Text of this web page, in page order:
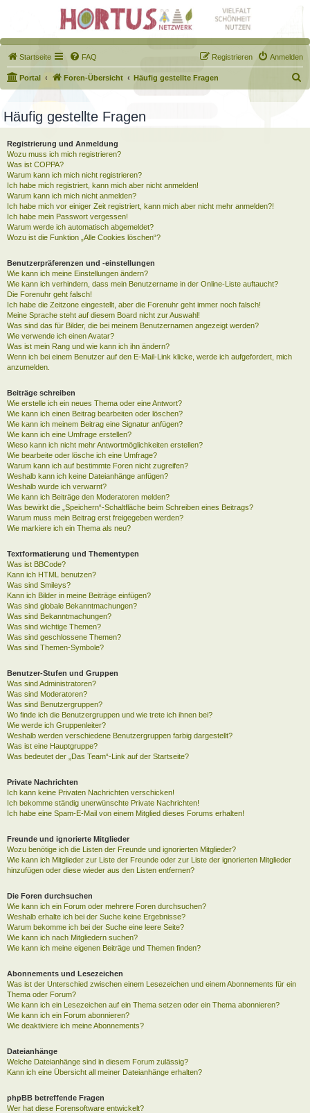
Startseite FAQ Anmelden
Registrieren
Portal Foren-Übersicht Häufig gestellte Fragen
u
h
Häufig gestellte Fragen
Registrierung und Anmeldung
Wozu muss ich mich registrieren?
Was ist COPPA?
Warum kann ich mich nicht registrieren?
Ich habe mich registriert, kann mich aber nicht anmelden!
Warum kann ich mich nicht anmelden?
Ich habe mich vor einiger Zeit registriert, kann mich aber nicht mehr anmelden?!
Ich habe mein Passwort vergessen!
Warum werde ich automatisch abgemeldet?
Wozu ist die Funktion „Alle Cookies löschen“?
Benutzerpräferenzen und -einstellungen
Wie kann ich meine Einstellungen ändern?
Wie kann ich verhindern, dass mein Benutzername in der Online-Liste auftaucht?
Die Forenuhr geht falsch!
Ich habe die Zeitzone eingestellt, aber die Forenuhr geht immer noch falsch!
Meine Sprache steht auf diesem Board nicht zur Auswahl!
Was sind das für Bilder, die bei meinem Benutzernamen angezeigt werden?
Wie verwende ich einen Avatar?
Was ist mein Rang und wie kann ich ihn ändern?
Wenn ich bei einem Benutzer auf den E-Mail-Link klicke, werde ich aufgefordert, mich
anzumelden.
Beiträge schreiben
Wie erstelle ich ein neues Thema oder eine Antwort?
Wie kann ich einen Beitrag bearbeiten oder löschen?
Wie kann ich meinem Beitrag eine Signatur anfügen?
Wie kann ich eine Umfrage erstellen?
Wieso kann ich nicht mehr Antwortmöglichkeiten erstellen?
Wie bearbeite oder lösche ich eine Umfrage?
Warum kann ich auf bestimmte Foren nicht zugreifen?
Weshalb kann ich keine Dateianhänge anfügen?
Weshalb wurde ich verwarnt?
Wie kann ich Beiträge den Moderatoren melden?
Was bewirkt die „Speichern“-Schaltfläche beim Schreiben eines Beitrags?
Warum muss mein Beitrag erst freigegeben werden?
Wie markiere ich ein Thema als neu?
Textformatierung und Thementypen
Was ist BBCode?
Kann ich HTML benutzen?
Was sind Smileys?
Kann ich Bilder in meine Beiträge einfügen?
Was sind globale Bekanntmachungen?
Was sind Bekanntmachungen?
Was sind wichtige Themen?
Was sind geschlossene Themen?
Was sind Themen-Symbole?
Benutzer-Stufen und Gruppen
Was sind Administratoren?
Was sind Moderatoren?
Was sind Benutzergruppen?
Wo finde ich die Benutzergruppen und wie trete ich ihnen bei?
Wie werde ich Gruppenleiter?
Weshalb werden verschiedene Benutzergruppen farbig dargestellt?
Was ist eine Hauptgruppe?
Was bedeutet der „Das Team“-Link auf der Startseite?
Private Nachrichten
Ich kann keine Privaten Nachrichten verschicken!
Ich bekomme ständig unerwünschte Private Nachrichten!
Ich habe eine Spam-E-Mail von einem Mitglied dieses Forums erhalten!
Freunde und ignorierte Mitglieder
Wozu benötige ich die Listen der Freunde und ignorierten Mitglieder?
Wie kann ich Mitglieder zur Liste der Freunde oder zur Liste der ignorierten Mitglieder
hinzufügen oder diese wieder aus den Listen entfernen?
Die Foren durchsuchen
Wie kann ich ein Forum oder mehrere Foren durchsuchen?
Weshalb erhalte ich bei der Suche keine Ergebnisse?
Warum bekomme ich bei der Suche eine leere Seite?
Wie kann ich nach Mitgliedern suchen?
Wie kann ich meine eigenen Beiträge und Themen finden?
Abonnements und Lesezeichen
Was ist der Unterschied zwischen einem Lesezeichen und einem Abonnements für ein
Thema oder Forum?
Wie kann ich ein Lesezeichen auf ein Thema setzen oder ein Thema abonnieren?
Wie kann ich ein Forum abonnieren?
Wie deaktiviere ich meine Abonnements?
Dateianhänge
Welche Dateianhänge sind in diesem Forum zulässig?
Kann ich eine Übersicht all meiner Dateianhänge erhalten?
phpBB betreffende Fragen
Wer hat diese Forensoftware entwickelt?